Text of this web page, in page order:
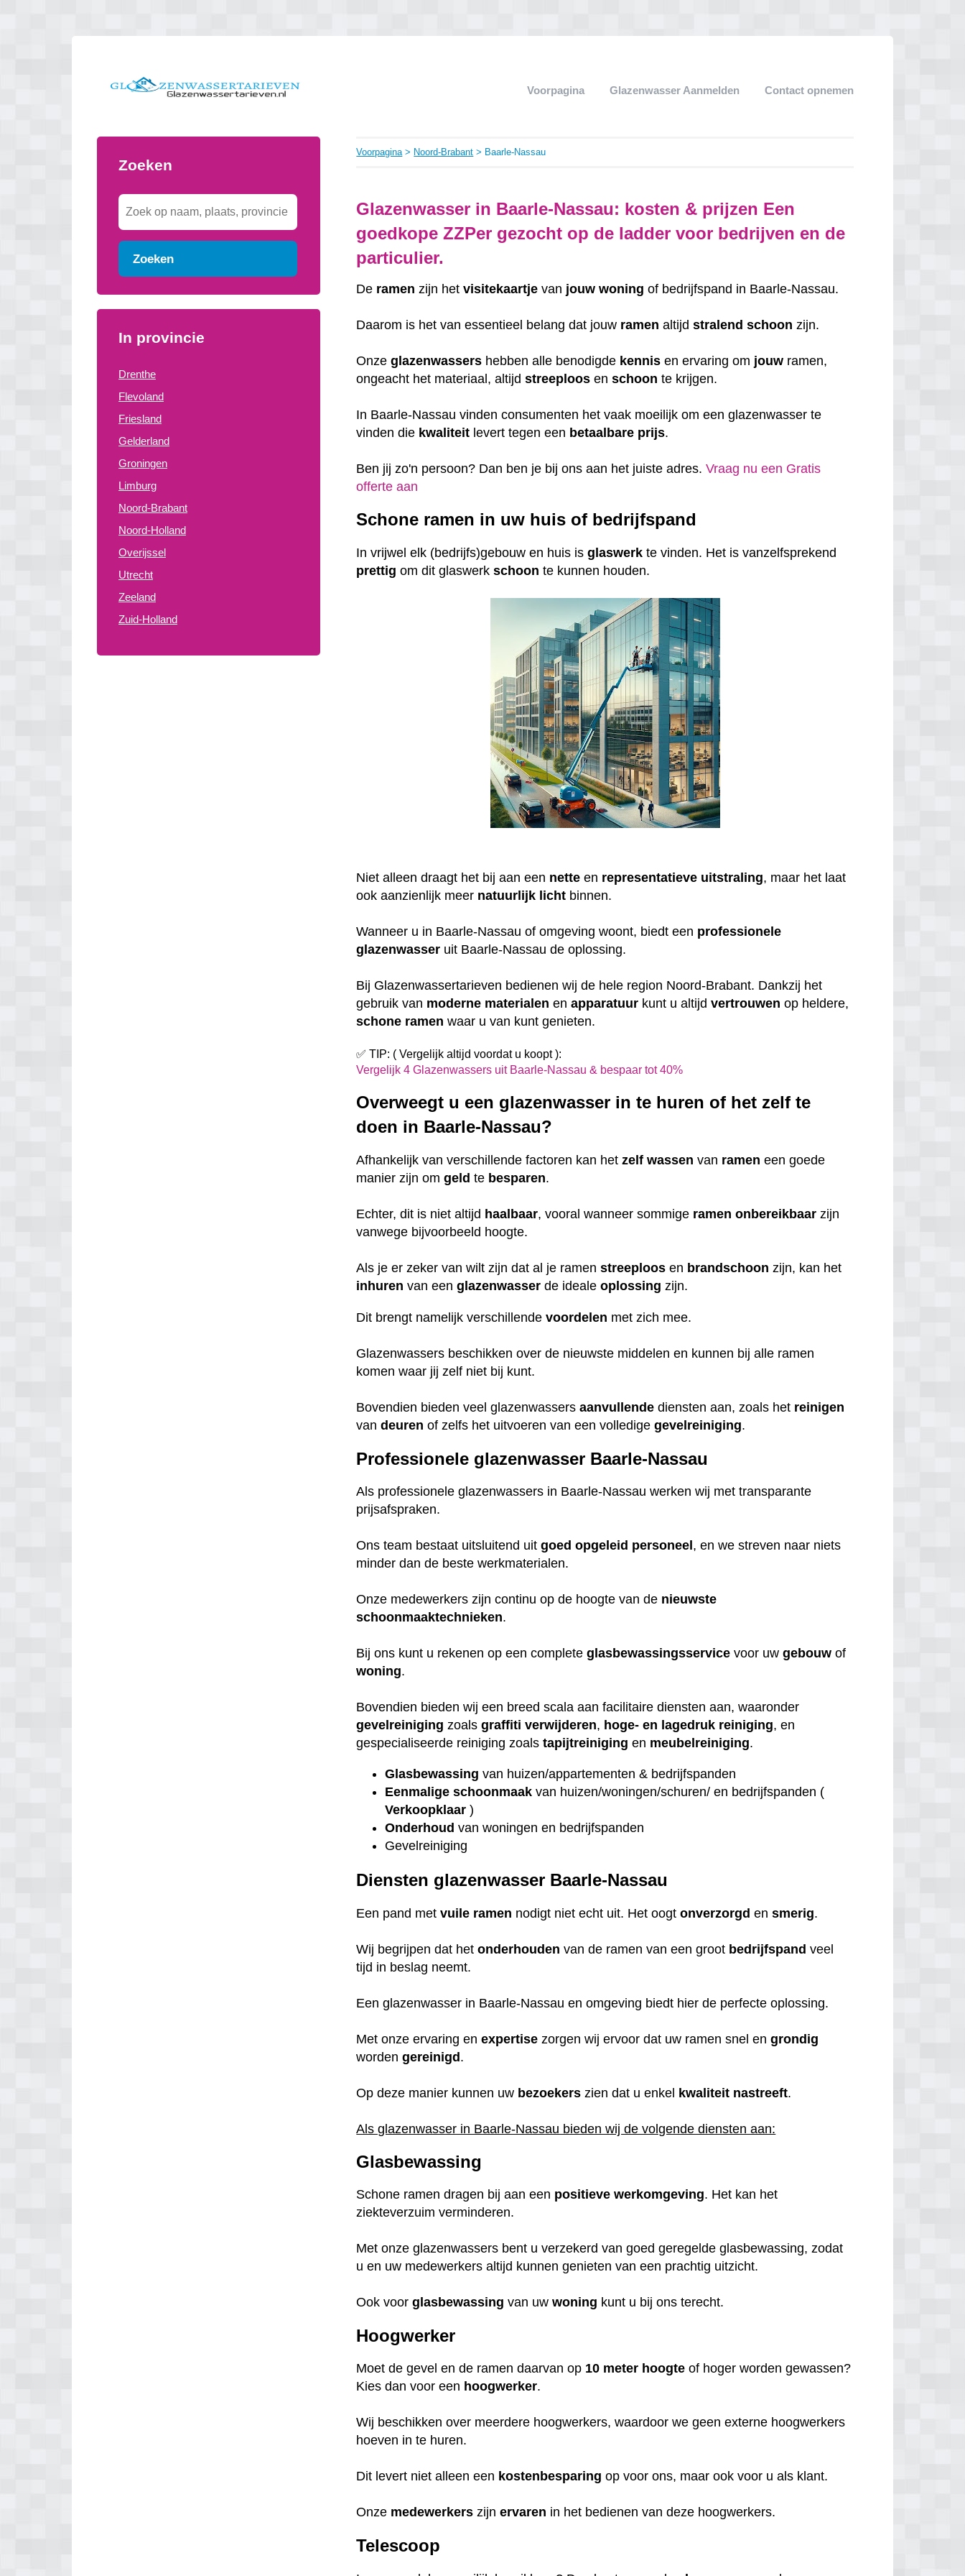
Voorpagina Glazenwasser Aanmelden Contact opnemen
Zoeken
Zoeken
In provincie
Drenthe
Flevoland
Friesland
Gelderland
Groningen
Limburg
Noord-Brabant
Noord-Holland
Overijssel
Utrecht
Zeeland
Zuid-Holland
Voorpagina> Noord-Brabant > Baarle-Nassau
Glazenwasser in Baarle-Nassau: kosten & prijzen Een
goedkope ZZPer gezocht op de ladder voor bedrijven en de
particulier.
De ramen zijn hetvisitekaartje van jouw woning of bedrijfspand in Baarle-Nassau.
Daarom is het van essentieel belang dat jouw ramen altijdstralend schoon zijn.
Onzeglazenwassers hebben alle benodigde kennis en ervaring om jouw ramen,
ongeacht het materiaal, altijdstreeploos enschoon te krijgen.
In Baarle-Nassau vinden consumenten het vaak moeilijk om een glazenwasser te
vinden die kwaliteit levert tegen een betaalbare prijs.
Ben jij zo'n persoon? Dan ben je bij ons aan het juiste adres.Vraag nu een Gratis
offerte aan
Schone ramen in uw huis of bedrijfspand
In vrijwel elk (bedrijfs)gebouw en huis isglaswerk te vinden. Het is vanzelfsprekend
prettig om dit glaswerkschoon te kunnen houden.
Niet alleen draagt het bij aan een nette en representatieve uitstraling, maar het laat
ook aanzienlijk meer natuurlijk licht binnen.
Wanneer u in Baarle-Nassau of omgeving woont, biedt een professionele
glazenwasser uit Baarle-Nassau de oplossing.
Bij Glazenwassertarieven bedienen wij de hele region Noord-Brabant. Dankzij het
gebruik van moderne materialen enapparatuur kunt u altijdvertrouwen op heldere,
schone ramen waar u van kunt genieten.
✅ TIP: ( Vergelijk altijd voordat u koopt ):
Vergelijk 4 Glazenwassers uit Baarle-Nassau & bespaar tot 40%
Overweegt u een glazenwasser in te huren of het zelf te
doen in Baarle-Nassau?
Afhankelijk van verschillende factoren kan hetzelf wassen van ramen een goede
manier zijn omgeld te besparen.
Echter, dit is niet altijd haalbaar, vooral wanneer sommige ramen onbereikbaar zijn
vanwege bijvoorbeeld hoogte.
Als je er zeker van wilt zijn dat al je ramenstreeploos en brandschoon zijn, kan het
inhuren van eenglazenwasser de idealeoplossing zijn.
Dit brengt namelijk verschillendevoordelen met zich mee.
Glazenwassers beschikken over de nieuwste middelen en kunnen bij alle ramen
komen waar jij zelf niet bij kunt.
Bovendien bieden veel glazenwassersaanvullende diensten aan, zoals het reinigen
vandeuren of zelfs het uitvoeren van een volledigegevelreiniging.
Professionele glazenwasser Baarle-Nassau
Als professionele glazenwassers in Baarle-Nassau werken wij met transparante
prijsafspraken.
Ons team bestaat uitsluitend uitgoed opgeleid personeel , en we streven naar niets
minder dan de beste werkmaterialen.
Onze medewerkers zijn continu op de hoogte van de nieuwste
schoonmaaktechnieken.
Bij ons kunt u rekenen op een completeglasbewassingsservice voor uwgebouw of
woning.
Bovendien bieden wij een breed scala aan facilitaire diensten aan, waaronder
gevelreiniging zoalsgraffiti verwijderen, hoge- en lagedruk reiniging, en
gespecialiseerde reiniging zoalstapijtreiniging en meubelreiniging.
Glasbewassing van huizen/appartementen & bedrijfspanden
Eenmalige schoonmaak van huizen/woningen/schuren/ en bedrijfspanden (
Verkoopklaar )
Onderhoud van woningen en bedrijfspanden
Gevelreiniging
Diensten glazenwasser Baarle-Nassau
Een pand metvuile ramen nodigt niet echt uit. Het oogtonverzorgd ensmerig.
Wij begrijpen dat hetonderhouden van de ramen van een groot bedrijfspand veel
tijd in beslag neemt.
Een glazenwasser in Baarle-Nassau en omgeving biedt hier de perfecte oplossing.
Met onze ervaring enexpertise zorgen wij ervoor dat uw ramen snel engrondig
wordengereinigd .
Op deze manier kunnen uw bezoekers zien dat u enkel kwaliteit nastreeft.
Als glazenwasser in Baarle-Nassau bieden wij de volgende diensten aan:
Glasbewassing
Schone ramen dragen bij aan een positieve werkomgeving. Het kan het
ziekteverzuim verminderen.
Met onze glazenwassers bent u verzekerd van goed geregelde glasbewassing, zodat
u en uw medewerkers altijd kunnen genieten van een prachtig uitzicht.
Ook voorglasbewassing van uwwoning kunt u bij ons terecht.
Hoogwerker
Moet de gevel en de ramen daarvan op 10 meter hoogte of hoger worden gewassen?
Kies dan voor een hoogwerker.
Wij beschikken over meerdere hoogwerkers, waardoor we geen externe hoogwerkers
hoeven in te huren.
Dit levert niet alleen een kostenbesparing op voor ons, maar ook voor u als klant.
Onze medewerkers zijnervaren in het bedienen van deze hoogwerkers.
Telescoop